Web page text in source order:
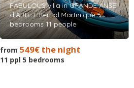
FABULOUS villa in GRANDE ANSE
d'ARLET Rental Martinique 5
bedrooms 11 people
from 549€ the night
11 ppl 5 bedrooms